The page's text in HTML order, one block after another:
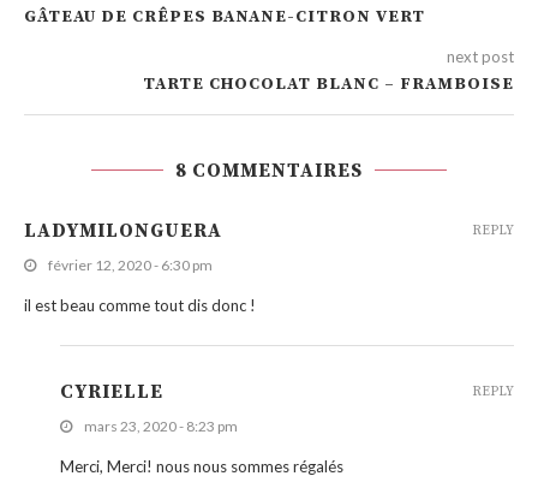
GÂTEAU DE CRÊPES BANANE-CITRON VERT
next post
TARTE CHOCOLAT BLANC – FRAMBOISE
8 COMMENTAIRES
LADYMILONGUERA
février 12, 2020 - 6:30 pm
il est beau comme tout dis donc !
REPLY
CYRIELLE
mars 23, 2020 - 8:23 pm
Merci, Merci! nous nous sommes régalés
REPLY